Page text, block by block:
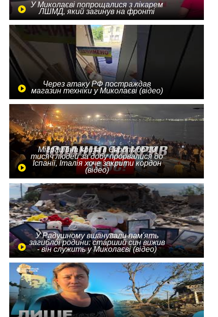
У Миколаєві попрощалися з лікарем
ЛШМД, який загинув на фронті
Через атаку РФ постраждав
магазин техніки у Миколаєві (відео)
Міграційна криза в Європі: до 10
тисяч людей за добу прорвалися до
Іспанії, Італія хоче закрити кордон
(відео)
У Радушному вшанували пам'ять
загиблої родини: старший син вижив
- він служить у Миколаєві (відео)